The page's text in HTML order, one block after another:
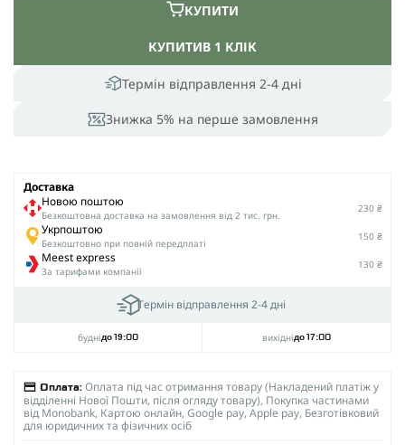
Термін відправлення 2-4 дні
Знижка 5% на перше замовлення
КУПИТИВ 1 КЛІК
КУПИТИ
Доставка
Новою поштою
Безкоштовна доставка на замовлення від 2 тис. грн.
230 ₴
Укрпоштою
Безкоштовно при повній передплаті
150 ₴
Meest express
За тарифами компанії
130 ₴
Термін відправлення 2-4 дні
буднідо 19:00 вихіднідо 17:00
Оплата: Оплата під час отримання товару (Накладений платіж у
відділенні Нової Пошти, після огляду товару), Покупка частинами
від Monobank, Картою онлайн, Google pay, Apple pay, Безготівковий
для юридичних та фізичних осіб